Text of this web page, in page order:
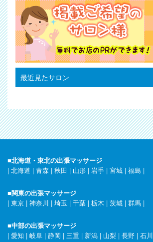
最近見たサロン
■北海道・東北の出張マッサージ
| 北海道 | 青森 | 秋田 | 山形 | 岩手 | 宮城 | 福島 |
■関東の出張マッサージ
| 東京 | 神奈川 | 埼玉 | 千葉 | 栃木 | 茨城 | 群馬 |
■中部の出張マッサージ
| 愛知 | 岐阜 | 静岡 | 三重 | 新潟 | 山梨 | 長野 | 石川